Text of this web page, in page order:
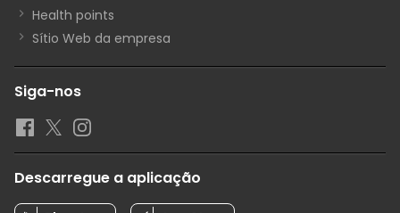
Health points
Sítio Web da empresa
Siga-nos
Descarregue a aplicação